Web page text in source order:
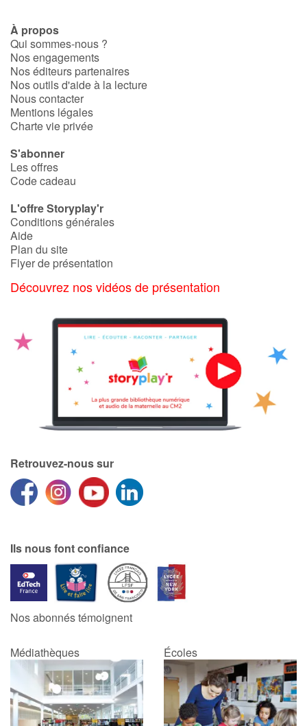
À propos
Qui sommes-nous ?
Nos engagements
Nos éditeurs partenaires
Nos outils d'aide à la lecture
Nous contacter
Mentions légales
Charte vie privée
S'abonner
Les offres
Code cadeau
L'offre Storyplay'r
Conditions générales
Aide
Plan du site
Flyer de présentation
Découvrez nos vidéos de présentation
Retrouvez-nous sur
Ils nous font confiance
Nos abonnés témoignent
Médiathèques Écoles